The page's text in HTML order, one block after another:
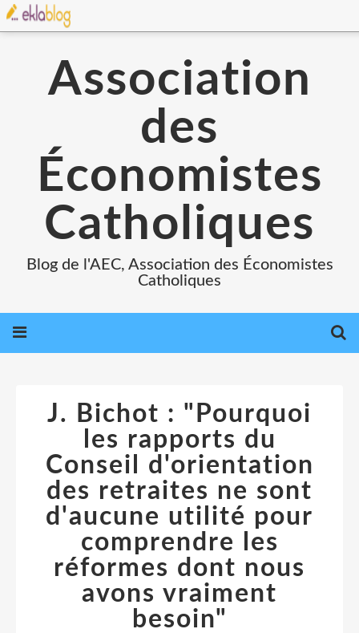
Association
des
Économistes
Catholiques
Blog de l'AEC, Association des Économistes
Catholiques
J. Bichot : "Pourquoi
les rapports du
Conseil d'orientation
des retraites ne sont
d'aucune utilité pour
comprendre les
réformes dont nous
avons vraiment
besoin"